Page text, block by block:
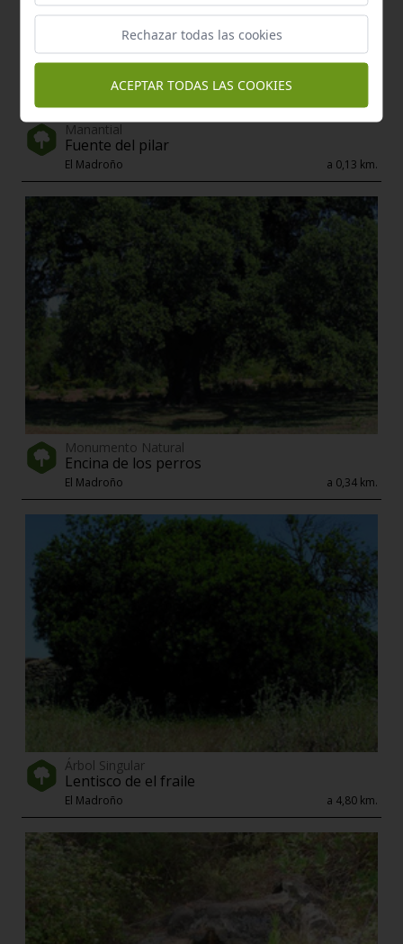
Manantial
Fuente del pilar
El Madroño a 0,13 km.
Monumento Natural
Encina de los perros
El Madroño a 0,34 km.
Árbol Singular
Lentisco de el fraile
El Madroño a 4,80 km.
Rechazar todas las cookies
ACEPTAR TODAS LAS COOKIES